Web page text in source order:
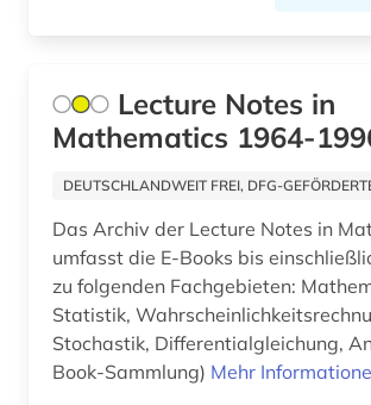
aufbereitung (1)
aufführungsmaterial (4)
aufgabensammlung (1)
aufklärung (4)
aufsatz (3)
augenzeuge (2)
august von (1)
Lecture Notes in
Mathematics 1964-
DEUTSCHLANDWEIT FREI, DFG-
Das Archiv der Lecture Notes in
umfasst die E-Books bis
zu folgenden Fachgebieten:
Statistik,
Stochastik, Differentialgleichung,
Book-Sammlung) Mehr